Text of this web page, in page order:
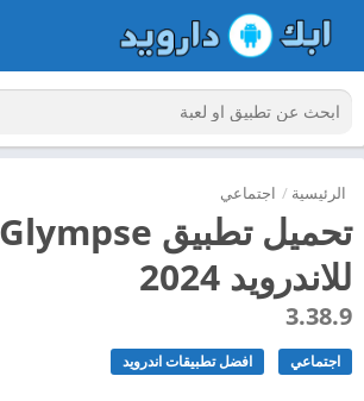
الرئيسية / اجتماعي
للاندرويد 2024
3.38.9
اجتماعي افضل تطبيقات اندرويد